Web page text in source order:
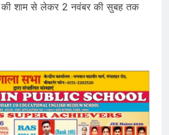
शाम से लेकर 2 नवंबर की सुबह तक